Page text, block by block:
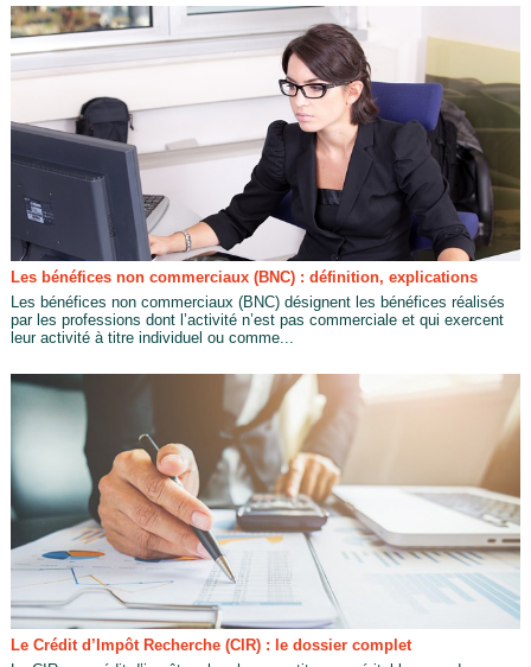
Les bénéfices non commerciaux (BNC) : définition, explications
Les bénéfices non commerciaux (BNC) désignent les bénéfices réalisés
par les professions dont l’activité n’est pas commerciale et qui exercent
leur activité à titre individuel ou comme...
Le Crédit d’Impôt Recherche (CIR) : le dossier complet